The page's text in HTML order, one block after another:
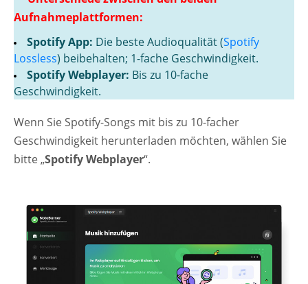
Aufnahmeplattformen:
Spotify App: Die beste Audioqualität (Spotify
Lossless) beibehalten; 1-fache Geschwindigkeit.
Spotify Webplayer: Bis zu 10-fache
Geschwindigkeit.
Wenn Sie Spotify-Songs mit bis zu 10-facher
Geschwindigkeit herunterladen möchten, wählen Sie
bitte „Spotify Webplayer“.